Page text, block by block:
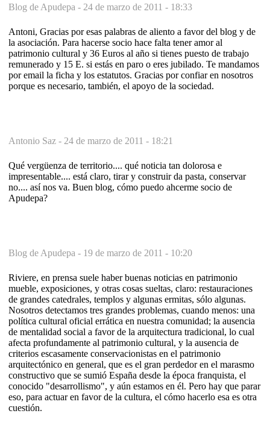
Blog de Apudepa - 24 de marzo de 2011 - 18:33
Antoni, Gracias por esas palabras de aliento a favor del blog y de
la asociación. Para hacerse socio hace falta tener amor al
patrimonio cultural y 36 Euros al año si tienes puesto de trabajo
remunerado y 15 E. si estás en paro o eres jubilado. Te mandamos
por email la ficha y los estatutos. Gracias por confiar en nosotros
porque es necesario, también, el apoyo de la sociedad.
Antonio Saz - 24 de marzo de 2011 - 18:21
Qué vergüenza de territorio.... qué noticia tan dolorosa e
impresentable.... está claro, tirar y construir da pasta, conservar
no.... así nos va. Buen blog, cómo puedo ahcerme socio de
Apudepa?
Blog de Apudepa - 19 de marzo de 2011 - 10:20
Riviere, en prensa suele haber buenas noticias en patrimonio
mueble, exposiciones, y otras cosas sueltas, claro: restauraciones
de grandes catedrales, templos y algunas ermitas, sólo algunas.
Nosotros detectamos tres grandes problemas, cuando menos: una
política cultural oficial errática en nuestra comunidad; la ausencia
de mentalidad social a favor de la arquitectura tradicional, lo cual
afecta profundamente al patrimonio cultural, y la ausencia de
criterios escasamente conservacionistas en el patrimonio
arquitectónico en general, que es el gran perdedor en el marasmo
constructivo que se sumió España desde la época franquista, el
conocido "desarrollismo", y aún estamos en él. Pero hay que parar
eso, para actuar en favor de la cultura, el cómo hacerlo esa es otra
cuestión.